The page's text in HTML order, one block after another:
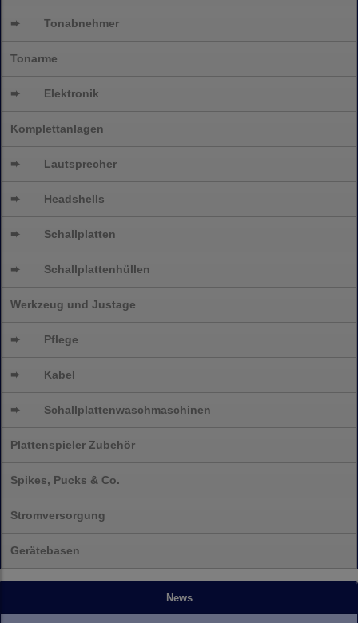
➨ Tonabnehmer
Tonarme
➨ Elektronik
Komplettanlagen
➨ Lautsprecher
➨ Headshells
➨ Schallplatten
➨ Schallplattenhüllen
Werkzeug und Justage
➨ Pflege
➨ Kabel
➨ Schallplattenwaschmaschinen
Plattenspieler Zubehör
Spikes, Pucks & Co.
Stromversorgung
Gerätebasen
News